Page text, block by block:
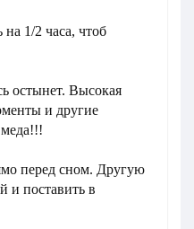
1/2 часа, чтоб
остынет. Высокая
и другие
перед сном. Другую
и поставить в